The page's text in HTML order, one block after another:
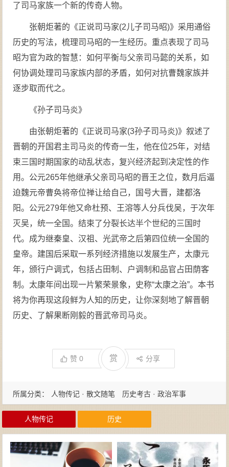
了司马家族一个新的传奇人物。
张朝炬著的《正说司马家(2儿子司马昭)》采用通俗
历史的写法，梳理司马昭的一生经历。重点表现了司马
昭为官为政的智慧：如何平衡与父亲司马懿的关系，如
何协调处理司马家族内部的矛盾，如何对抗曹魏家族并
逐步取而代之。
《孙子司马炎》
由张朝炬著的《正说司马家(3孙子司马炎)》叙述了
晋朝的开国君主司马炎的传奇一生，他在位25年，对结
束三国时期国家的动乱状态，复兴经济起到决定性的作
用。公元265年他继承父亲司马昭的晋王之位，数月后逼
迫魏元帝曹奂将帝位禅让给自己，国号大晋，建都洛
阳。公元279年他又命杜预、王溶等人分兵伐吴，于次年
灭吴，统一全国。结束了分裂长达半个世纪的三国时
代。成为继秦皇、汉祖、光武帝之后第四位统一全国的
皇帝。建国后采取一系列经济措施以发展生产，太康元
年，颁行户调式，包括占田制、户调制和品官占田荫客
制。太康年间出现一片繁荣景象，史称“太康之治”。本书
将为你再现这段鲜为人知的历史，让你深刻地了解晋朝
历史、了解果断刚毅的晋武帝司马炎。
赞0 赏 分享
所属分类： 人物传记 · 散文随笔 历史考古 · 政治军事
人物传记 历史